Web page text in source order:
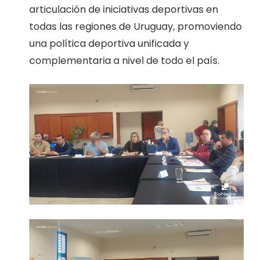
articulación de iniciativas deportivas en
todas las regiones de Uruguay, promoviendo
una política deportiva unificada y
complementaria a nivel de todo el país.